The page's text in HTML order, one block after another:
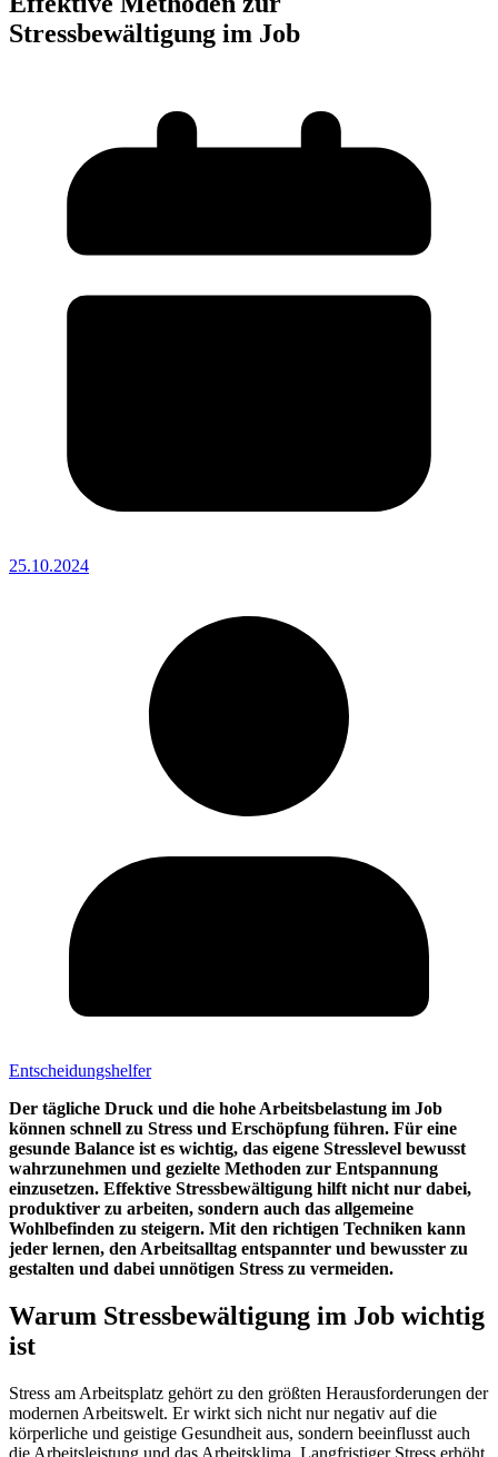
Stressbewältigung im Job
25.10.2024
Entscheidungshelfer
Der tägliche Druck und die hohe Arbeitsbelastung im Job
können schnell zu Stress und Erschöpfung führen. Für eine
gesunde Balance ist es wichtig, das eigene Stresslevel bewusst
wahrzunehmen und gezielte Methoden zur Entspannung
einzusetzen. Effektive Stressbewältigung hilft nicht nur dabei,
produktiver zu arbeiten, sondern auch das allgemeine
Wohlbefinden zu steigern. Mit den richtigen Techniken kann
jeder lernen, den Arbeitsalltag entspannter und bewusster zu
gestalten und dabei unnötigen Stress zu vermeiden.
Warum Stressbewältigung im Job wichtig
ist
Stress am Arbeitsplatz gehört zu den größten Herausforderungen der
modernen Arbeitswelt. Er wirkt sich nicht nur negativ auf die
körperliche und geistige Gesundheit aus, sondern beeinflusst auch
die Arbeitsleistung und das Arbeitsklima. Langfristiger Stress erhöht